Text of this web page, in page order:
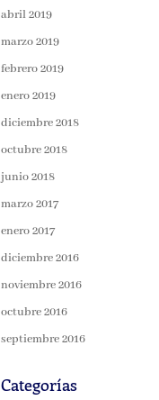
abril 2019
marzo 2019
febrero 2019
enero 2019
diciembre 2018
octubre 2018
junio 2018
marzo 2017
enero 2017
diciembre 2016
noviembre 2016
octubre 2016
septiembre 2016
Categorías